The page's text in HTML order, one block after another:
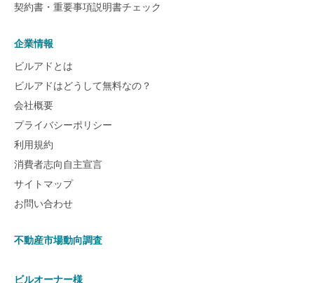
契約書・重要事項説明書チェック
企業情報
ビルアドとは
ビルアドはどうして無料なの？
会社概要
プライバシーポリシー
利用規約
消費者志向自主宣言
サイトマップ
お問い合わせ
不動産市場動向調査
ビルオーナー様